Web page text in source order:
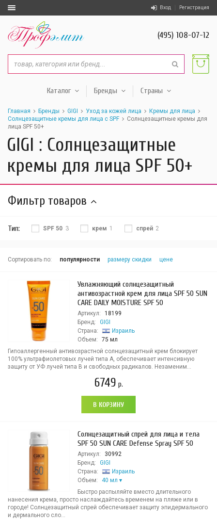
Вход Регистрация
(495) 108-07-12
Каталог Бренды Страны
Главная Бренды GIGI Уход за кожей лица
Кремы для лица
Солнцезащитные кремы для лица с SPF
Солнцезащитные кремы для
лица SPF 50+
GIGI : Солнцезащитные
кремы для лица SPF 50+
Фильтр товаров
Тип: SPF 50 3 крем 1 спрей 2
Сортировать по: популярности размеру скидки цене
Увлажняющий солнцезащитный
антивозрастной крем для лица SPF 50 SUN
CARE DAILY MOISTURE SPF 50
Артикул:
18199
Бренд:
GIGI
Страна:
Израиль
Объем:
75 мл
Гипоаллергенный антивозрастной солнцезащитный крем блокирует
100% ультрафиолетовых лучей типа А, обеспечивает интенсивную
защиту от УФ лучей типа В и свободных радикалов. Незаменим...
6749 р.
В КОРЗИНУ
Cолнцезащитный спрей для лица и тела
SPF 50 SUN CARE Defense Spray SPF 50
Артикул:
30992
Бренд:
GIGI
Страна:
Израиль
Объем:
40 мл
Быстро распыляйте вместо длительного
нанесения крема, просто наслаждайтесь временем на пляже или в
городе! Солнцезащитный спрей обеспечивает защиту эпидермального
и дермального сло...